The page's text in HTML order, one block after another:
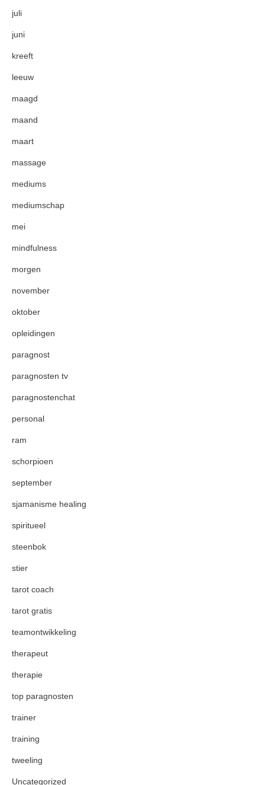
juli
juni
kreeft
leeuw
maagd
maand
maart
massage
mediums
mediumschap
mei
mindfulness
morgen
november
oktober
opleidingen
paragnost
paragnosten tv
paragnostenchat
personal
ram
schorpioen
september
sjamanisme healing
spiritueel
steenbok
stier
tarot coach
tarot gratis
teamontwikkeling
therapeut
therapie
top paragnosten
trainer
training
tweeling
Uncategorized